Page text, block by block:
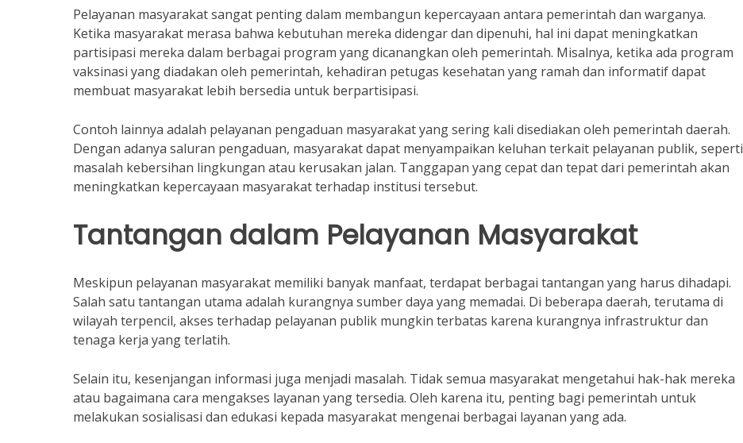
Pelayanan masyarakat sangat penting dalam membangun kepercayaan antara pemerintah dan warganya.
Ketika masyarakat merasa bahwa kebutuhan mereka didengar dan dipenuhi, hal ini dapat meningkatkan
partisipasi mereka dalam berbagai program yang dicanangkan oleh pemerintah. Misalnya, ketika ada program
vaksinasi yang diadakan oleh pemerintah, kehadiran petugas kesehatan yang ramah dan informatif dapat
membuat masyarakat lebih bersedia untuk berpartisipasi.
Contoh lainnya adalah pelayanan pengaduan masyarakat yang sering kali disediakan oleh pemerintah daerah.
Dengan adanya saluran pengaduan, masyarakat dapat menyampaikan keluhan terkait pelayanan publik, seperti
masalah kebersihan lingkungan atau kerusakan jalan. Tanggapan yang cepat dan tepat dari pemerintah akan
meningkatkan kepercayaan masyarakat terhadap institusi tersebut.
Tantangan dalam Pelayanan Masyarakat
Meskipun pelayanan masyarakat memiliki banyak manfaat, terdapat berbagai tantangan yang harus dihadapi.
Salah satu tantangan utama adalah kurangnya sumber daya yang memadai. Di beberapa daerah, terutama di
wilayah terpencil, akses terhadap pelayanan publik mungkin terbatas karena kurangnya infrastruktur dan
tenaga kerja yang terlatih.
Selain itu, kesenjangan informasi juga menjadi masalah. Tidak semua masyarakat mengetahui hak-hak mereka
atau bagaimana cara mengakses layanan yang tersedia. Oleh karena itu, penting bagi pemerintah untuk
melakukan sosialisasi dan edukasi kepada masyarakat mengenai berbagai layanan yang ada.